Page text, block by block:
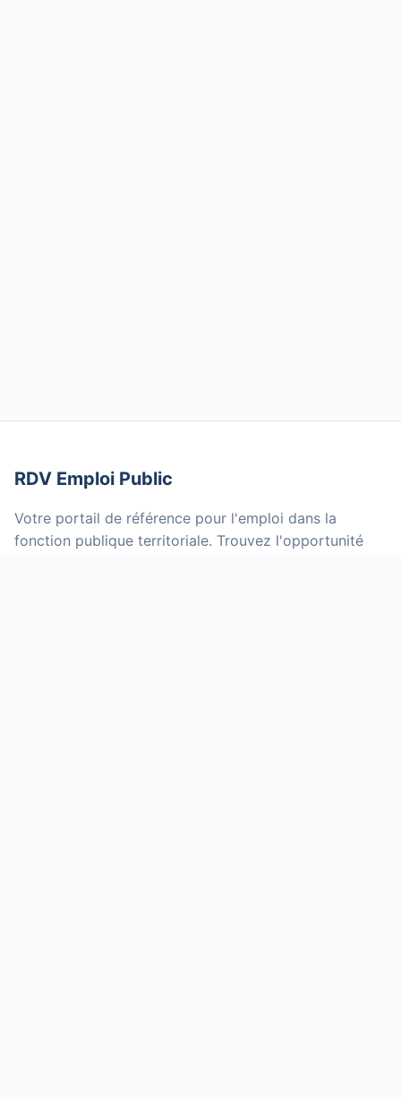
RDV Emploi Public
Votre portail de référence pour l'emploi dans la
fonction publique territoriale. Trouvez l'opportunité